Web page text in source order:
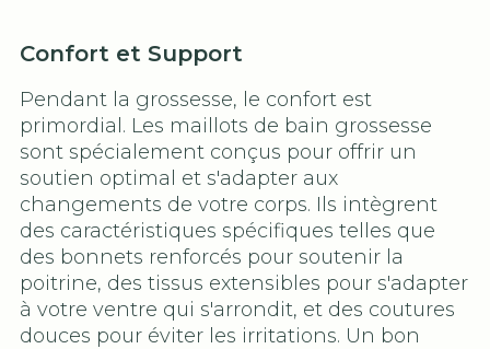
Confort et Support
Pendant la grossesse, le confort est
primordial. Les maillots de bain grossesse
sont spécialement conçus pour offrir un
soutien optimal et s'adapter aux
changements de votre corps. Ils intègrent
des caractéristiques spécifiques telles que
des bonnets renforcés pour soutenir la
poitrine, des tissus extensibles pour s'adapter
à votre ventre qui s'arrondit, et des coutures
douces pour éviter les irritations. Un bon